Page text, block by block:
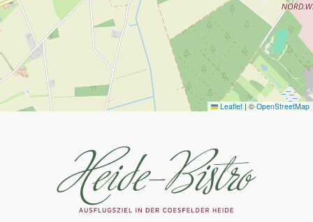
Leaflet | © OpenStreetMap